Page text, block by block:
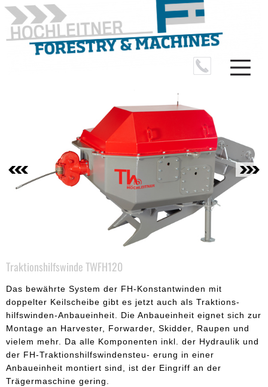
Traktionshilfswinde TWFH120
Das bewährte System der FH-Konstantwinden mit
doppelter Keilscheibe gibt es jetzt auch als Traktions-
hilfswinden-Anbaueinheit. Die Anbaueinheit eignet sich zur
Montage an Harvester, Forwarder, Skidder, Raupen und
vielem mehr. Da alle Komponenten inkl. der Hydraulik und
der FH-Traktionshilfswindensteu- erung in einer
Anbaueinheit montiert sind, ist der Eingriff an der
Trägermaschine gering.